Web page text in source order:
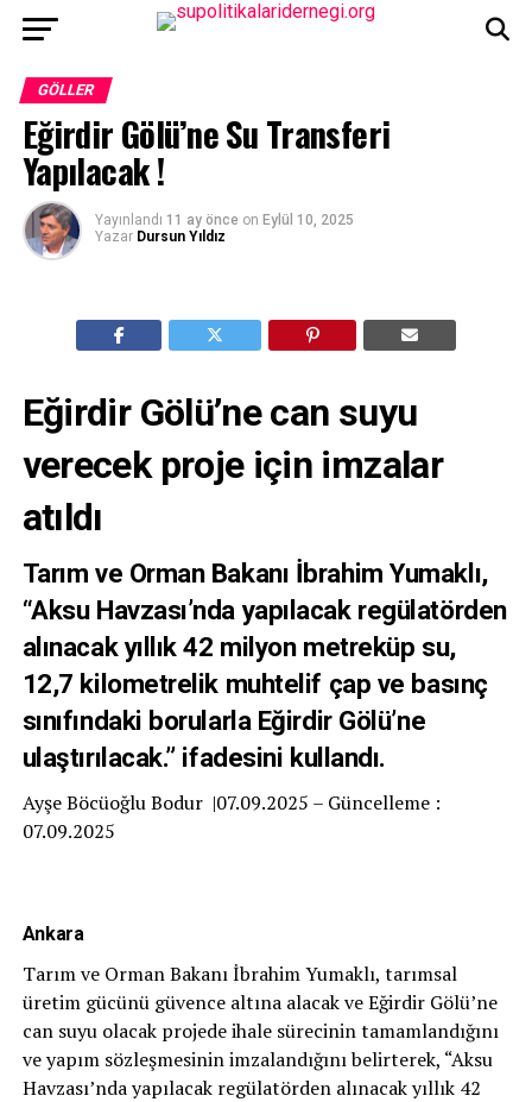
GÖLLER
Eğirdir Gölü’ne Su Transferi
Yapılacak !
Yayınlandı 11 ay önce on Eylül 10, 2025
Yazar Dursun Yıldız
Eğirdir Gölü’ne can suyu
verecek proje için imzalar
atıldı
Tarım ve Orman Bakanı İbrahim Yumaklı,
“Aksu Havzası’nda yapılacak regülatörden
alınacak yıllık 42 milyon metreküp su,
12,7 kilometrelik muhtelif çap ve basınç
sınıfındaki borularla Eğirdir Gölü’ne
ulaştırılacak.” ifadesini kullandı.
Ayşe Böcüoğlu Bodur |07.09.2025 – Güncelleme :
07.09.2025
Ankara
Tarım ve Orman Bakanı İbrahim Yumaklı, tarımsal
üretim gücünü güvence altına alacak ve Eğirdir Gölü’ne
can suyu olacak projede ihale sürecinin tamamlandığını
ve yapım sözleşmesinin imzalandığını belirterek, “Aksu
Havzası’nda yapılacak regülatörden alınacak yıllık 42